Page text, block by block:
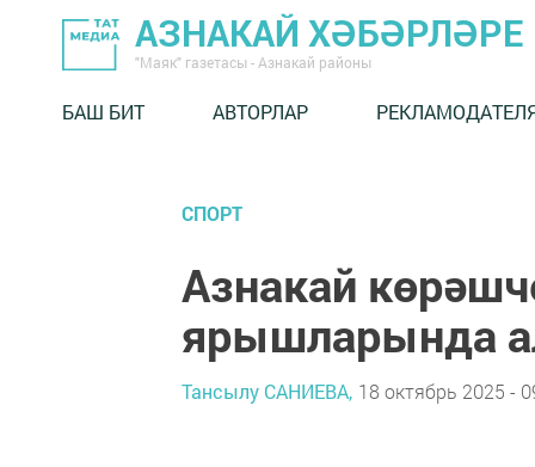
АЗНАКАЙ ХӘБӘРЛӘРЕ
"Маяк" газетасы - Азнакай районы
БАШ БИТ АВТОРЛАР
СПОРТ
Азнакай
ярышларында
Тансылу САНИЕВА, 18 октябрь 2025 -